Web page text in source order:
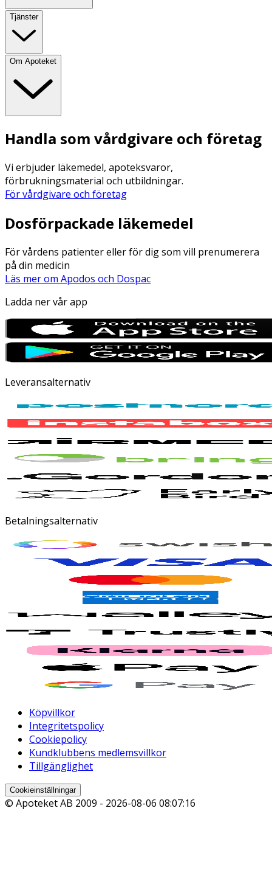
Tjänster
Om Apoteket
Handla som vårdgivare och företag
Vi erbjuder läkemedel, apoteksvaror,
förbrukningsmaterial och utbildningar.
För vårdgivare och företag
Dosförpackade läkemedel
För vårdens patienter eller för dig som vill prenumerera
på din medicin
Läs mer om Apodos och Dospac
Ladda ner vår app
Leveransalternativ
Betalningsalternativ
Köpvillkor
Integritetspolicy
Cookiepolicy
Kundklubbens medlemsvillkor
Tillgänglighet
Cookieinställningar
© Apoteket AB 2009 - 2026-08-06 08:07:16